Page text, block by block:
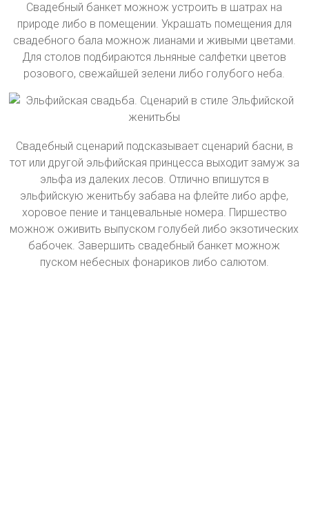
Свадебный банкет можнож устроить в шатрах на
природе либо в помещении. Украшать помещения для
свадебного бала можнож лианами и живыми цветами.
Для столов подбираются льняные салфетки цветов
розового, свежайшей зелени либо голубого неба.
Свадебный сценарий подсказывает сценарий басни, в
тот или другой эльфийская принцесса выходит замуж за
эльфа из далеких лесов. Отлично впишутся в
эльфийскую женитьбу забава на флейте либо арфе,
хоровое пение и танцевальные номера. Пиршество
можнож оживить выпуском голубей либо экзотических
бабочек. Завершить свадебный банкет можнож
пуском небесных фонариков либо салютом.